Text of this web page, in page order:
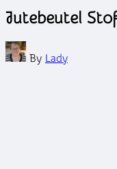
Jutebeutel
Posted
by
By Lady